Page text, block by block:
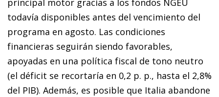
principal motor gracias a los fondos NGEU
todavía disponibles antes del vencimiento del
programa en agosto. Las condiciones
financieras seguirán siendo favorables,
apoyadas en una política fiscal de tono neutro
(el déficit se recortaría en 0,2 p. p., hasta el 2,8%
del PIB). Además, es posible que Italia abandone